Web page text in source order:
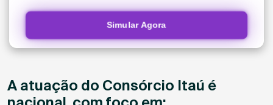
Simular Agora
A atuação do Consórcio Itaú é